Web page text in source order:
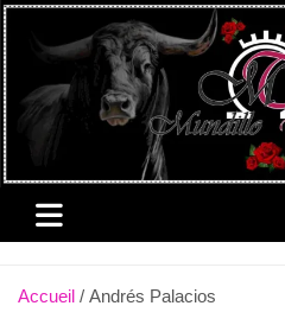
Aller
au
contenu
Accueil Andrés Palacios